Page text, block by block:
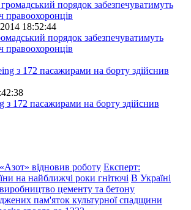
18:52:44
порядок забезпечуватимуть
правоохоронців
з 172 пасажирами на борту здійснив
відновив роботу Експерт:
на найближчі роки гнітючі В Україні
цементу та бетону